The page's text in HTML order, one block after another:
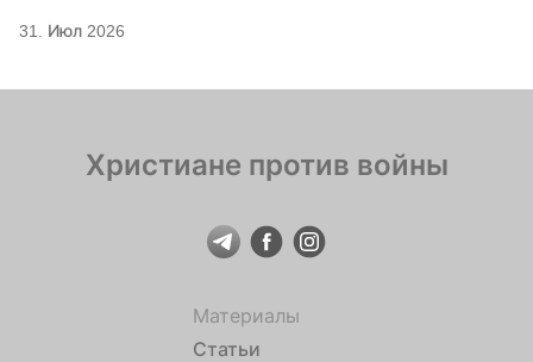
31. Июл 2026
Христиане против войны
Материалы
Статьи